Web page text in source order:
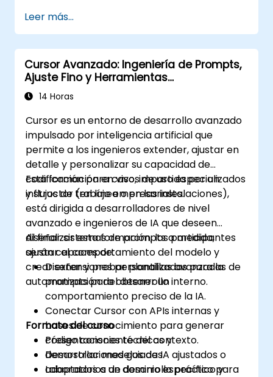
Leer más...
Cursor Avanzado: Ingeniería de Prompts,
Ajuste Fino y Herramientas
Personalizadas
14 Horas
Cursor es un entorno de desarrollo avanzado
impulsado por inteligencia artificial que
permite a los ingenieros extender, ajustar en
detalle y personalizar su capacidad de
codificación para casos de uso especializados
y flujos de trabajo empresariales.
Esta formación en vivo, impartida por un
instructor (en línea o en las instalaciones),
está dirigida a desarrolladores de nivel
avanzado e ingenieros de IA que deseen
diseñar sistemas de prompts a medida,
ajustar el comportamiento del modelo y
crear extensiones personalizadas para la
automatización del desarrollo interno.
Al finalizar esta formación, los participantes
serán capaces de:
Diseñar y probar plantillas avanzadas de
prompts para obtener un
comportamiento preciso de la IA.
Conectar Cursor con APIs internas y
bases de conocimiento para generar
código consciente del contexto.
Desarrollar modelos de IA ajustados o
adaptados a un dominio específico para
Formato del curso
Presentaciones técnicas y
demostraciones guiadas.
Laboratorios de desarrollo práctico y